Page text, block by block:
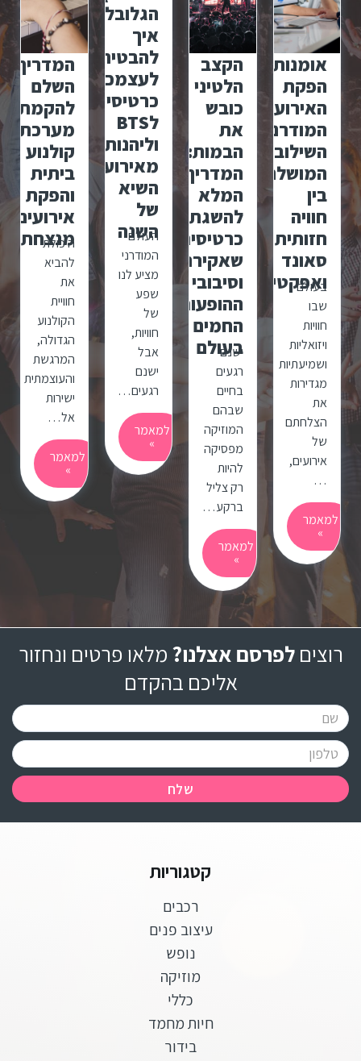
אומנות
הפקת
האירועים
המודרנית:
השילוב
המושלם
בין
חוויה
חזותית,
סאונד
ואפקטים
בעולם
שבו
חוויות
ויזואליות
ושמיעתיות
מגדירות
את
הצלחתם
של
אירועים,
…
למאמר
»
הקצב
הלטיני
כובש
את
הבמות:
המדריך
המלא
להשגת
כרטיסים
שאקירה
וסיבובי
ההופעות
החמים
בעולם
ישנם
רגעים
בחיים
שבהם
המוזיקה
מפסיקה
להיות
רק צליל
ברקע…
למאמר
»
הגלובלי:
איך
להבטיח
לעצמכם
כרטיסים
לBTS
וליהנות
מאירועי
השיא
של
השנה
העולם
המודרני
מציע לנו
שפע
של
חוויות,
אבל
ישנם
רגעים…
למאמר
»
המדריך
השלם
להקמת
מערכת
קולנוע
ביתית
והפקת
אירועים
מנצחת
היכולת
להביא
את
חוויית
הקולנוע
הגדולה,
המרגשת
והעוצמתית
ישירות
אל…
למאמר
»
רוציםלפרסם אצלנו?מלאו פרטים ונחזור
אליכם בהקדם
שלח
קטגוריות
רכבים
עיצוב פנים
נופש
מוזיקה
כללי
חיות מחמד
בידור